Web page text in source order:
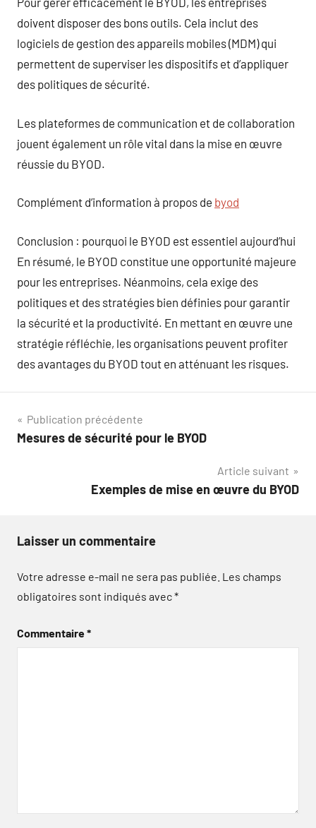
doivent disposer des bons outils. Cela inclut des
logiciels de gestion des appareils mobiles (MDM) qui
permettent de superviser les dispositifs et d’appliquer
des politiques de sécurité.
Les plateformes de communication et de collaboration
jouent également un rôle vital dans la mise en œuvre
réussie du BYOD.
Complément d’information à propos de byod
Conclusion : pourquoi le BYOD est essentiel aujourd’hui
En résumé, le BYOD constitue une opportunité majeure
pour les entreprises. Néanmoins, cela exige des
politiques et des stratégies bien définies pour garantir
la sécurité et la productivité. En mettant en œuvre une
stratégie réfléchie, les organisations peuvent profiter
des avantages du BYOD tout en atténuant les risques.
Navigation
de
Publication précédente
Mesures de sécurité pour le BYOD
Article suivant
Exemples de mise en œuvre du BYOD
Laisser un commentaire
Votre adresse e-mail ne sera pas publiée. Les champs
obligatoires sont indiqués avec*
Commentaire*